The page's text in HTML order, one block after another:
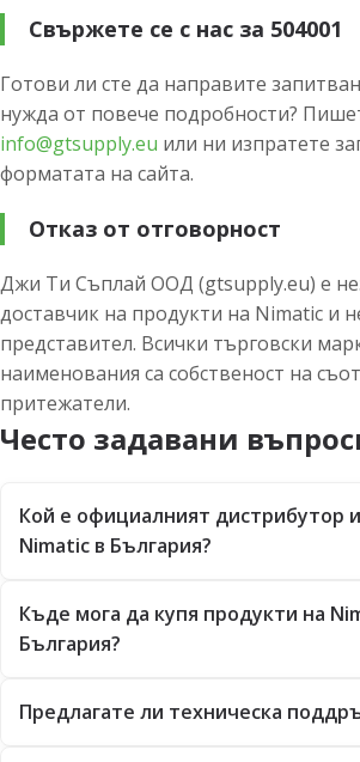
Свържете се с нас за 504001
Готови ли сте да направите
нужда от повече подробности?
info@gtsupply.eu или ни изпратете
форматата на сайта.
Отказ от отговорност
Джи Ти Съплай ООД (gtsupply.eu) е
доставчик на продукти на Nimatic и
представител. Всички търговски
наименования са собственост на
притежатели.
Често задавани
Кой е официалният дистрибутор
Nimatic в България?
Къде мога да купя продукти на
България?
Предлагате ли техническа